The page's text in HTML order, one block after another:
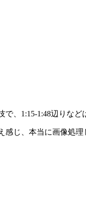
、1:15-1:48辺りなど
じ、本当に画像処